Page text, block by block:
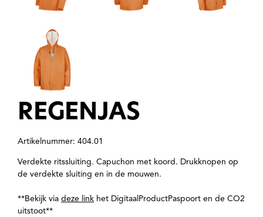
REGENJAS
Artikelnummer: 404.01
Verdekte ritssluiting. Capuchon met koord. Drukknopen op
de verdekte sluiting en in de mouwen.
**Bekijk via deze link het DigitaalProductPaspoort en de CO2
uitstoot**